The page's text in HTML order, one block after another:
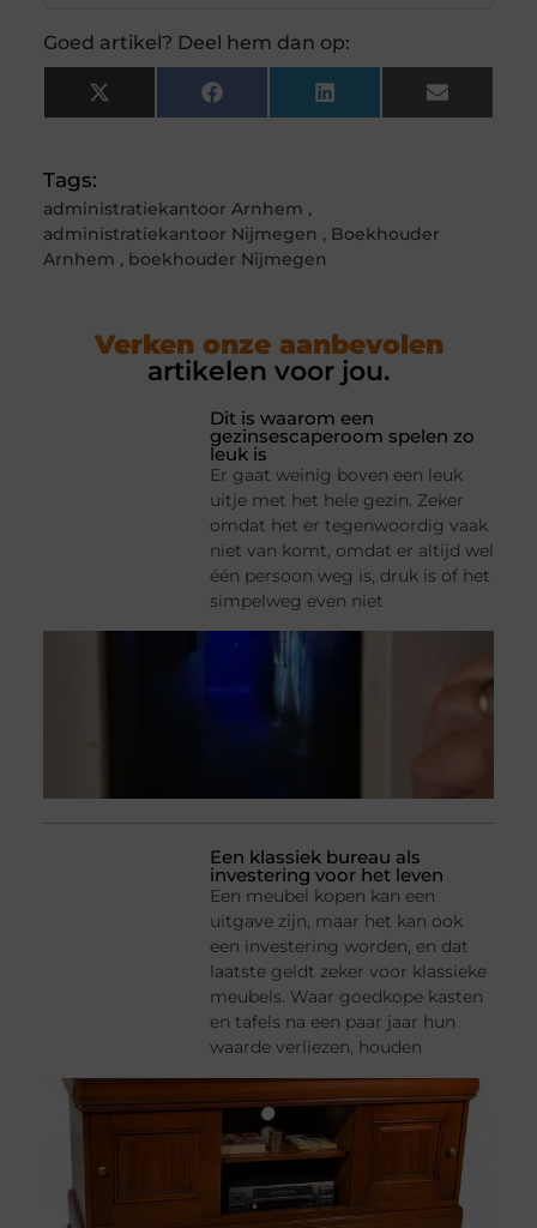
Goed artikel? Deel hem dan op:
X
(Twitter)
Facebook LinkedIn Email
Tags:
administratiekantoor Arnhem ,
administratiekantoor Nijmegen , Boekhouder
Arnhem , boekhouder Nijmegen
Verken onze aanbevolen
artikelen voor jou.
Dit is waarom een
gezinsescaperoom spelen zo
leuk is
Er gaat weinig boven een leuk
uitje met het hele gezin. Zeker
omdat het er tegenwoordig vaak
niet van komt, omdat er altijd wel
één persoon weg is, druk is of het
simpelweg even niet
Een klassiek bureau als
investering voor het leven
Een meubel kopen kan een
uitgave zijn, maar het kan ook
een investering worden, en dat
laatste geldt zeker voor klassieke
meubels. Waar goedkope kasten
en tafels na een paar jaar hun
waarde verliezen, houden